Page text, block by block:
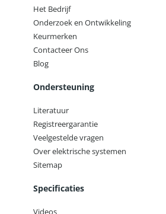
Het Bedrijf
Onderzoek en Ontwikkeling
Keurmerken
Contacteer Ons
Blog
Ondersteuning
Literatuur
Registreergarantie
Veelgestelde vragen
Over elektrische systemen
Sitemap
Specificaties
Videos